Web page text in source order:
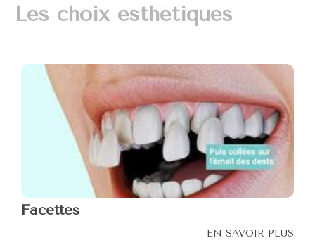
Les choix esthétiques
Facettes
EN SAVOIR PLUS